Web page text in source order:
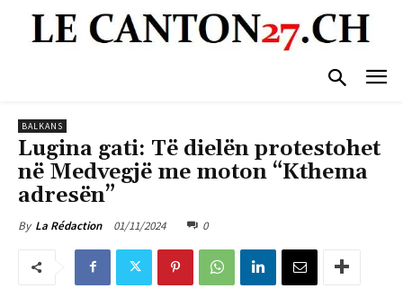
BALKANS
Lugina gati: Të dielën protestohet
në Medvegjë me moton “Kthema
adresën”
By La Rédaction 01/11/2024 0